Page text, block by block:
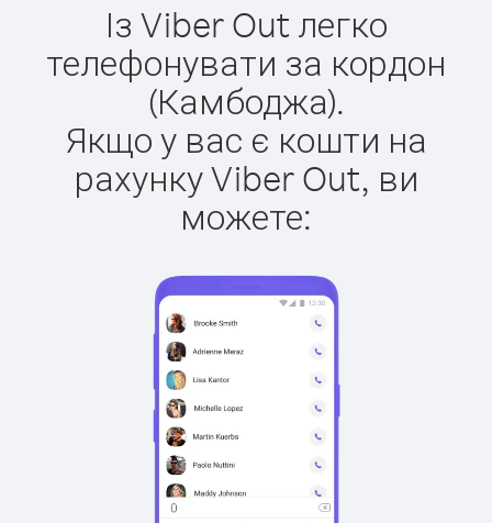
Із Viber Out легко
телефонувати за кордон
(Камбоджа).
Якщо у вас є кошти на
рахунку Viber Out, ви
можете: